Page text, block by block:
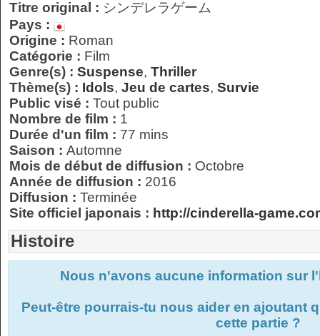
Titre original : シンデレラゲーム
Pays :
Origine : Roman
Catégorie : Film
Genre(s) : Suspense, Thriller
Thème(s) : Idols, Jeu de cartes, Survie
Public visé : Tout public
Nombre de film : 1
Durée d'un film : 77 mins
Saison : Automne
Mois de début de diffusion : Octobre
Année de diffusion : 2016
Diffusion : Terminée
Site officiel japonais : http://cinderella-
Histoire
Nous n'avons aucune information sur
Peut-être pourrais-tu nous aider en ajoutant
cette partie ?